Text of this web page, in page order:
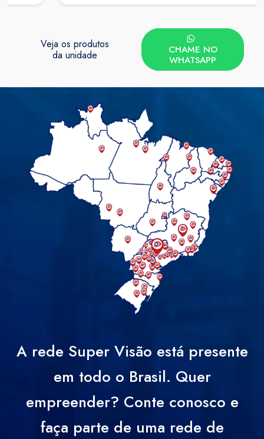
Veja os produtos
da unidade
CHAME NO
WHATSAPP
A rede Super Visão está presente
em todo o Brasil. Quer
empreender? Conte conosco e
faça parte de uma rede de